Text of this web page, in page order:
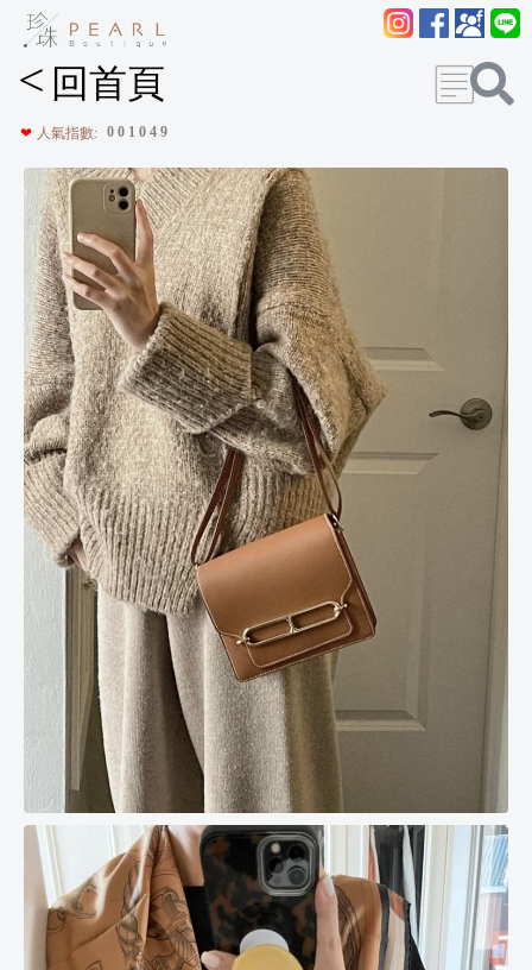
< 回首頁
❤ 人氣指數: 0 0 1 0 4 9